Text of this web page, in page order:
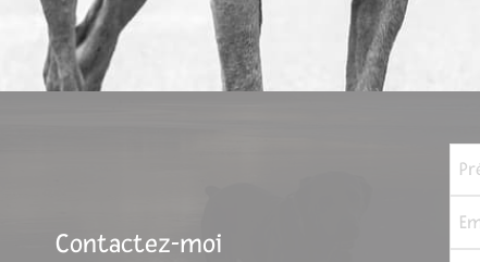
Contactez-moi